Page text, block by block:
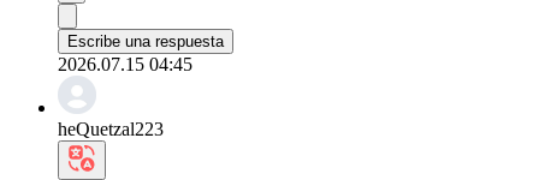
Escribe una respuesta
2026.07.15 04:45
heQuetzal223